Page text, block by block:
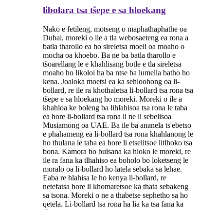
libolara tsa tšepe e sa hloekang
Nako e fetileng, motseng o maphathaphathe oa
Dubai, moreki o ile a tla webosaeteng ea rona a
batla tharollo ea ho sireletsa moeli oa moaho o
mocha oa khoebo. Ba ne ba batla tharollo e
tšoarellang le e khahlisang botle e tla sireletsa
moaho ho likoloi ha ba ntse ba lumella batho ho
kena. Joaloka moetsi ea ka sehloohong oa li-
bollard, re ile ra khothaletsa li-bollard tsa rona tsa
tšepe e sa hloekang ho moreki. Moreki o ile a
khahloa ke boleng ba lihlahisoa tsa rona le taba
ea hore li-bollard tsa rona li ne li sebelisoa
Musiamong oa UAE. Ba ile ba ananela ts'ebetso
e phahameng ea li-bollard tsa rona khahlanong le
ho thulana le taba ea hore li etselitsoe litlhoko tsa
bona. Kamora ho buisana ka hloko le moreki, re
ile ra fana ka tlhahiso ea boholo bo loketseng le
moralo oa li-bollard ho latela sebaka sa lehae.
Eaba re hlahisa le ho kenya li-bollard, re
netefatsa hore li khomaretsoe ka thata sebakeng
sa tsona. Moreki o ne a thabetse sephetho sa ho
qetela. Li-bollard tsa rona ha lia ka tsa fana ka